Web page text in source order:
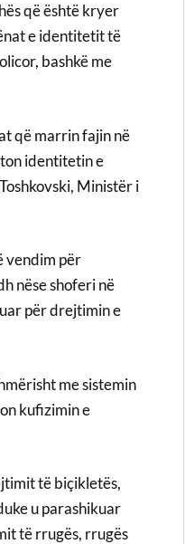
që është kryer
e identitetit të
bashkë me
që marrin fajin në
identitetin e
Ministër i
vendim për
nëse shoferi në
për drejtimin e
me sistemin
kufizimin e
të biçikletës,
u parashikuar
të rrugës, rrugës